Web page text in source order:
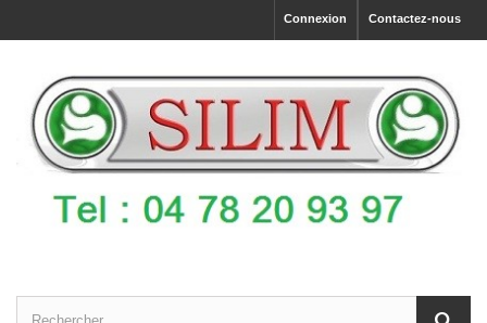
Contactez-nous
Connexion